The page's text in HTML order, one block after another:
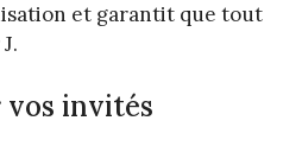
et garantit que tout
invités